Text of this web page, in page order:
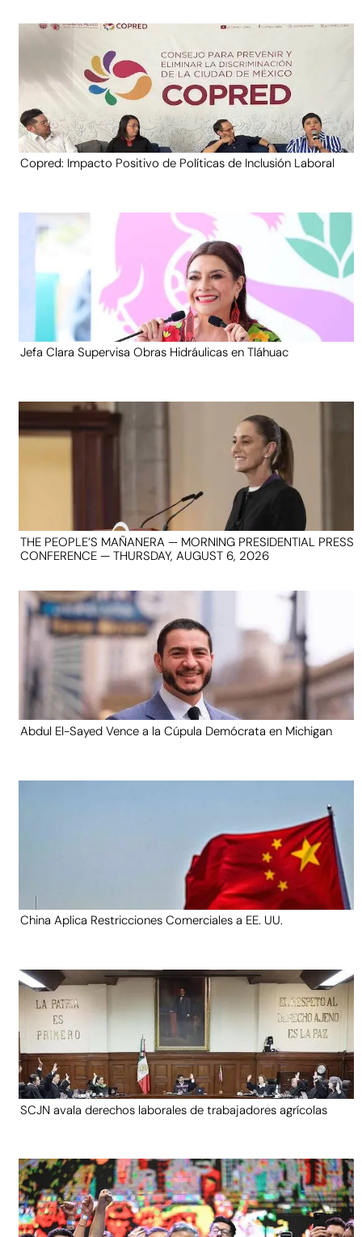
Copred: Impacto Positivo de Políticas de Inclusión Laboral
Jefa Clara Supervisa Obras Hidráulicas en Tláhuac
THE PEOPLE’S MAÑANERA — MORNING PRESIDENTIAL PRESS
CONFERENCE — THURSDAY, AUGUST 6, 2026
Abdul El-Sayed Vence a la Cúpula Demócrata en Michigan
China Aplica Restricciones Comerciales a EE. UU.
SCJN avala derechos laborales de trabajadores agrícolas